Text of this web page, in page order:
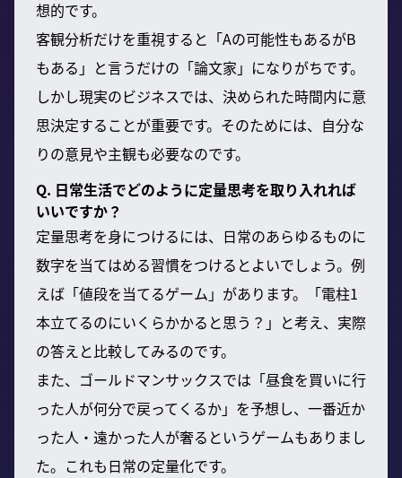
想的です。
客観分析だけを重視すると「Aの可能性もあるがB
もある」と言うだけの「論文家」になりがちです。
しかし現実のビジネスでは、決められた時間内に意
思決定することが重要です。そのためには、自分な
りの意見や主観も必要なのです。
Q. 日常生活でどのように定量思考を取り入れれば
いいですか？
定量思考を身につけるには、日常のあらゆるものに
数字を当てはめる習慣をつけるとよいでしょう。例
えば「値段を当てるゲーム」があります。「電柱1
本立てるのにいくらかかると思う？」と考え、実際
の答えと比較してみるのです。
また、ゴールドマンサックスでは「昼食を買いに行
った人が何分で戻ってくるか」を予想し、一番近か
った人・遠かった人が奢るというゲームもありまし
た。これも日常の定量化です。